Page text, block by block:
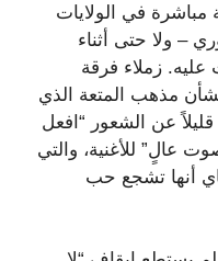
مباشرة في الولايات
– ولا حتى أثناء
عليه. زملاء فرقة
مذهب المتعة الذي
قليلاً عن الشعور “افعل
عالٍ” للأغنية، والتي
أنها تشجع حب